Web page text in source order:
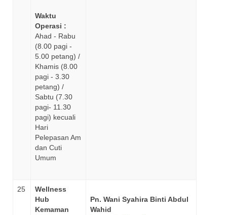
Waktu
Operasi :
Ahad - Rabu
(8.00 pagi -
5.00 petang) /
Khamis (8.00
pagi - 3.30
petang) /
Sabtu (7.30
pagi- 11.30
pagi) kecuali
Hari
Pelepasan Am
dan Cuti
Umum
25
Wellness
Hub
Kemaman
Pn. Wani Syahira Binti Abdul
Wahid